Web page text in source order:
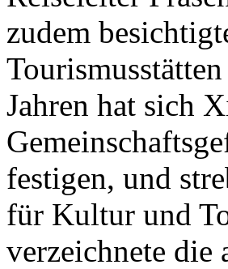
zudem
Jahren hat sich
festigen, und
für Kultur und
verzeichnete